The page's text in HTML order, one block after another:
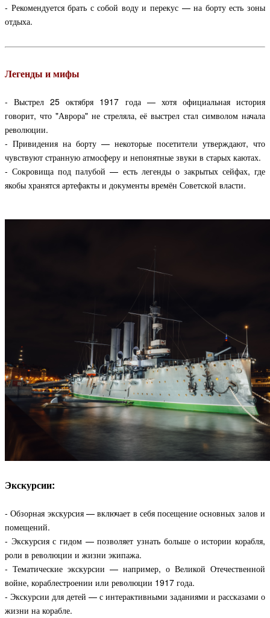
- Рекомендуется брать с собой воду и перекус — на борту есть зоны
отдыха.
Легенды и мифы
- Выстрел 25 октября 1917 года — хотя официальная история
говорит, что "Аврора" не стреляла, её выстрел стал символом начала
революции.
- Привидения на борту — некоторые посетители утверждают, что
чувствуют странную атмосферу и непонятные звуки в старых каютах.
- Сокровища под палубой — есть легенды о закрытых сейфах, где
якобы хранятся артефакты и документы времён Советской власти.
Экскурсии:
- Обзорная экскурсия — включает в себя посещение основных залов и
помещений.
- Экскурсия с гидом — позволяет узнать больше о истории корабля,
роли в революции и жизни экипажа.
- Тематические экскурсии — например, о Великой Отечественной
войне, кораблестроении или революции 1917 года.
- Экскурсии для детей — с интерактивными заданиями и рассказами о
жизни на корабле.